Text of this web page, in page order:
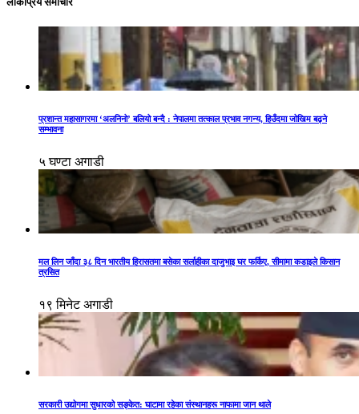
प्रशान्त महासागरमा ‘अलनिनो’ बलियो बन्दै : नेपालमा तत्काल प्रभाव नगन्य, हिउँदमा जोखिम बढ्ने
सम्भावना
५ घण्टा अगाडी
मल लिन जाँदा ३८ दिन भारतीय हिरासतमा बसेका सर्लाहीका दाजुभाइ घर फर्किए, सीमामा कडाइले किसान
त्रसित
१९ मिनेट अगाडी
सरकारी उद्योगमा सुधारको सङ्केत: घाटामा रहेका संस्थानहरू नाफामा जान थाले